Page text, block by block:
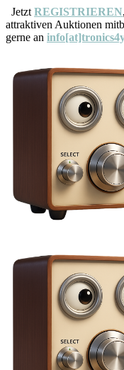
Jetzt REGISTRIEREN
attraktiven Auktionen
gerne an